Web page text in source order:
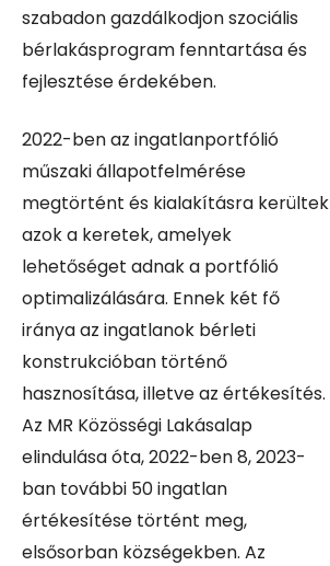
szabadon gazdálkodjon szociális
bérlakásprogram fenntartása és
fejlesztése érdekében.
2022-ben az ingatlanportfólió
műszaki állapotfelmérése
megtörtént és kialakításra kerültek
azok a keretek, amelyek
lehetőséget adnak a portfólió
optimalizálására. Ennek két fő
iránya az ingatlanok bérleti
konstrukcióban történő
hasznosítása, illetve az értékesítés.
Az MR Közösségi Lakásalap
elindulása óta, 2022-ben 8, 2023-
ban további 50 ingatlan
értékesítése történt meg,
elsősorban községekben. Az